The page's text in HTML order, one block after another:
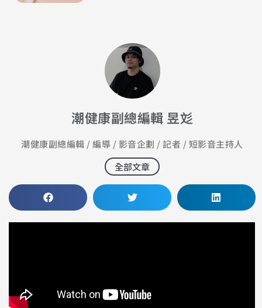
潮健康副總編輯 昱彣
潮健康副總編輯 / 編導 / 影音企劃 / 記者 / 短影音主持人
全部文章